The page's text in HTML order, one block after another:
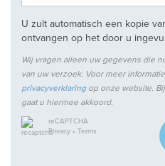
U zult automatisch een kopie
ontvangen op het door u
Wij vragen alleen uw gegevens die
van uw verzoek. Voor meer
privacyverklaringop onze website.
gaat u hiermee akkoord.
reCAPTCHA
Privacy • Terms